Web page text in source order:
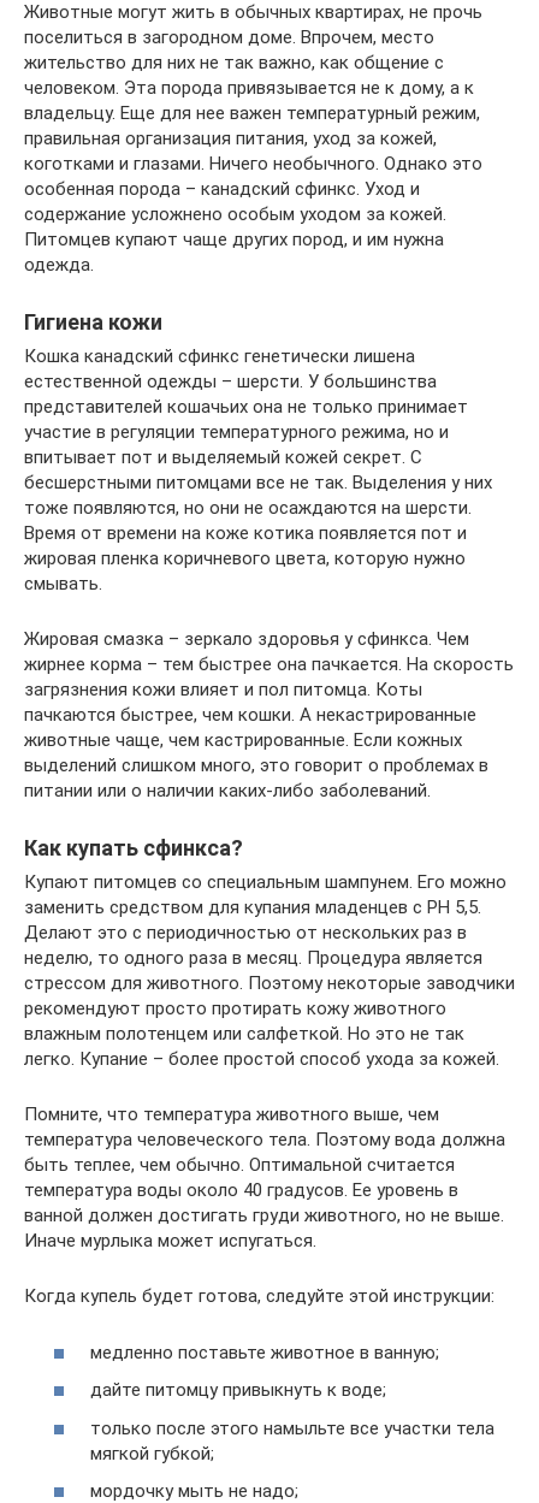
Животные могут жить в обычных квартирах, не прочь
поселиться в загородном доме. Впрочем, место
жительство для них не так важно, как общение с
человеком. Эта порода привязывается не к дому, а к
владельцу. Еще для нее важен температурный режим,
правильная организация питания, уход за кожей,
коготками и глазами. Ничего необычного. Однако это
особенная порода – канадский сфинкс. Уход и
содержание усложнено особым уходом за кожей.
Питомцев купают чаще других пород, и им нужна
одежда.
Гигиена кожи
Кошка канадский сфинкс генетически лишена
естественной одежды – шерсти. У большинства
представителей кошачьих она не только принимает
участие в регуляции температурного режима, но и
впитывает пот и выделяемый кожей секрет. С
бесшерстными питомцами все не так. Выделения у них
тоже появляются, но они не осаждаются на шерсти.
Время от времени на коже котика появляется пот и
жировая пленка коричневого цвета, которую нужно
смывать.
Жировая смазка – зеркало здоровья у сфинкса. Чем
жирнее корма – тем быстрее она пачкается. На скорость
загрязнения кожи влияет и пол питомца. Коты
пачкаются быстрее, чем кошки. А некастрированные
животные чаще, чем кастрированные. Если кожных
выделений слишком много, это говорит о проблемах в
питании или о наличии каких-либо заболеваний.
Как купать сфинкса?
Купают питомцев со специальным шампунем. Его можно
заменить средством для купания младенцев с PH 5,5.
Делают это с периодичностью от нескольких раз в
неделю, то одного раза в месяц. Процедура является
стрессом для животного. Поэтому некоторые заводчики
рекомендуют просто протирать кожу животного
влажным полотенцем или салфеткой. Но это не так
легко. Купание – более простой способ ухода за кожей.
Помните, что температура животного выше, чем
температура человеческого тела. Поэтому вода должна
быть теплее, чем обычно. Оптимальной считается
температура воды около 40 градусов. Ее уровень в
ванной должен достигать груди животного, но не выше.
Иначе мурлыка может испугаться.
Когда купель будет готова, следуйте этой инструкции:
медленно поставьте животное в ванную;
дайте питомцу привыкнуть к воде;
только после этого намыльте все участки тела
мягкой губкой;
мордочку мыть не надо;